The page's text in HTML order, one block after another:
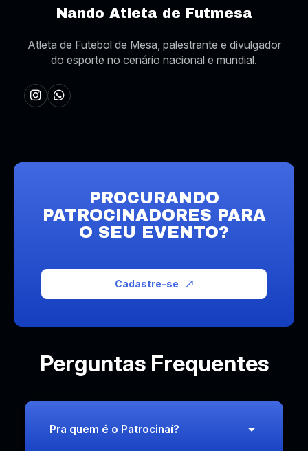
Nando Atleta de Futmesa
Atleta de Futebol de Mesa, palestrante e divulgador
do esporte no cenário nacional e mundial.
PROCURANDO
PATROCINADORES PARA
O SEU EVENTO?
Cadastre-se
Perguntas Frequentes
Pra quem é o Patrocinaí?